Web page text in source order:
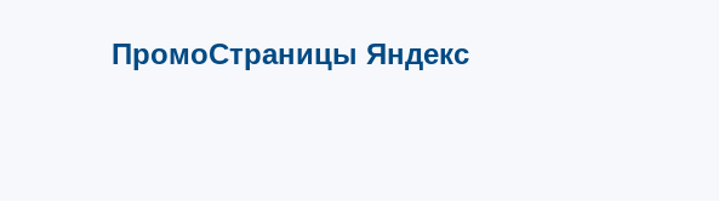
ПромоСтраницы Яндекс